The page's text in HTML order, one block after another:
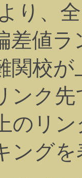
り、
差値
関校
ンク
のリ
ング